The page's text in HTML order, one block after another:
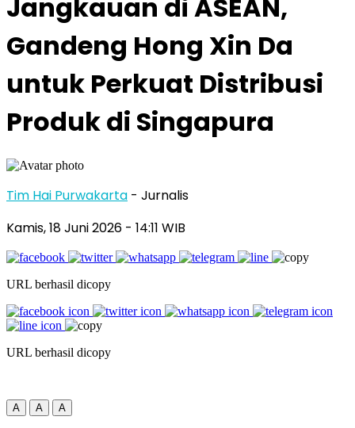
Jangkauan di ASEAN,
Gandeng Hong Xin Da
untuk Perkuat Distribusi
Produk di Singapura
Tim Hai Purwakarta - Jurnalis
Kamis, 18 Juni 2026 - 14:11 WIB
URL berhasil dicopy
URL berhasil dicopy
A A A